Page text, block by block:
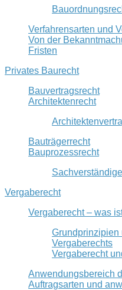
Verfahrensarten und
Von der
Fristen
Privates Baurecht
Bauvertragsrecht
Architektenrecht
Bauträgerrecht
Bauprozessrecht
Vergaberecht
Vergaberecht – was
Grundprinzipien
Vergaberechts
Vergaberecht
Anwendungsbereich
Auftragsarten und